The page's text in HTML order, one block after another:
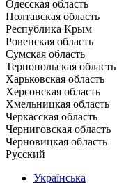
Одесская область
Полтавская область
Республика Крым
Ровенская область
Сумская область
Тернопольская область
Харьковская область
Херсонская область
Хмельницкая область
Черкасская область
Черниговская область
Черновицкая область
Русский
Українська